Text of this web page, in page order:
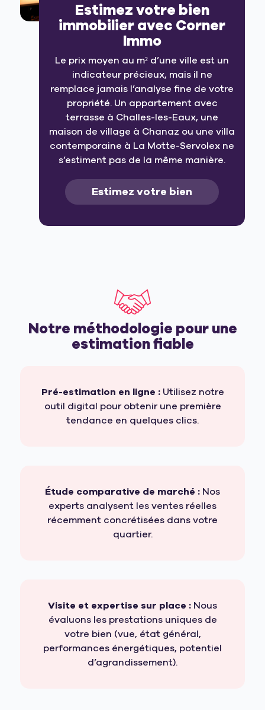
Estimez votre bien
immobilier avec Corner
Immo
Le prix moyen au m² d’une ville est un
indicateur précieux, mais il ne
remplace jamais l’analyse fine de votre
propriété. Un appartement avec
terrasse à Challes-les-Eaux, une
maison de village à Chanaz ou une villa
contemporaine à La Motte-Servolex ne
s’estiment pas de la même manière.
Estimez votre bien
Notre méthodologie pour une
estimation fiable
Pré-estimation en ligne :Utilisez notre
outil digital pour obtenir une première
tendance en quelques clics.
Étude comparative de marché : Nos
experts analysent les ventes réelles
récemment concrétisées dans votre
quartier.
Visite et expertise sur place : Nous
évaluons les prestations uniques de
votre bien (vue, état général,
performances énergétiques, potentiel
d’agrandissement).